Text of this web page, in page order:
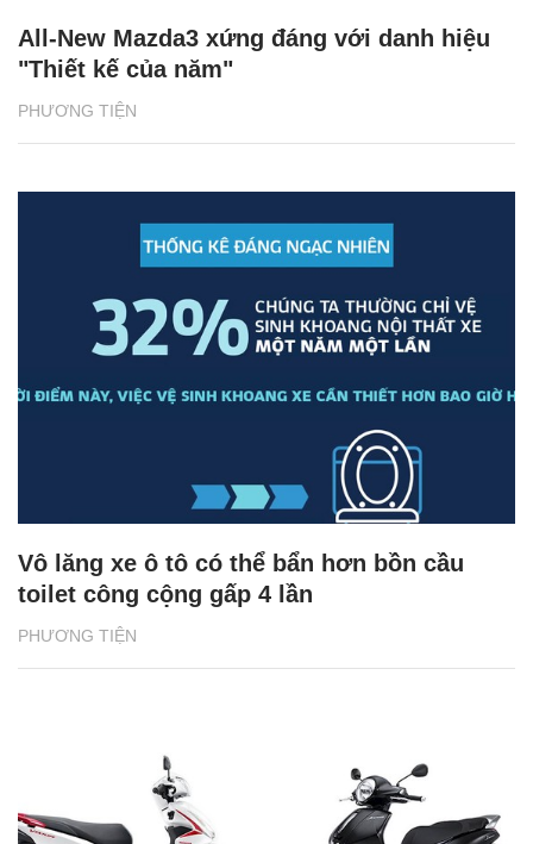
PHƯƠNG TIỆN
All-New Mazda3 xứng đáng với danh hiệu
"Thiết kế của năm"
PHƯƠNG TIỆN
Vô lăng xe ô tô có thể bẩn hơn bồn cầu
toilet công cộng gấp 4 lần